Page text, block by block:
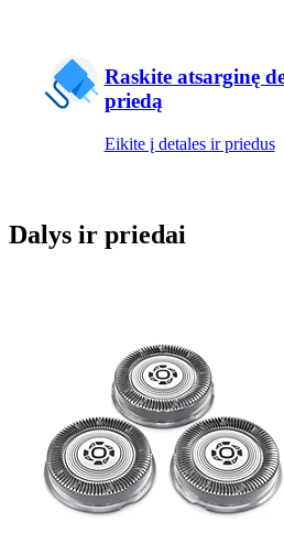
Raskite atsarginę
priedą
Eikite į detales ir priedus
Dalys ir priedai